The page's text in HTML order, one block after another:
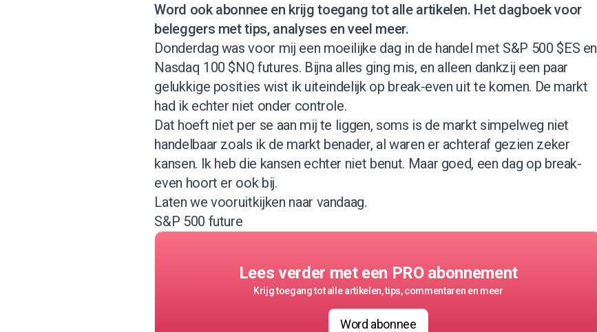
Word ook abonneeen krijg toegang tot alle artikelen. Het dagboek voor
beleggers met tips, analyses en veel meer.
Donderdag was voor mij een moeilijke dag in de handel met S&P 500 $ES en
Nasdaq 100 $NQ futures. Bijna alles ging mis, en alleen dankzij een paar
gelukkige posities wist ik uiteindelijk op break-even uit te komen. De markt
had ik echter niet onder controle.
Dat hoeft niet per se aan mij te liggen, soms is de markt simpelweg niet
handelbaar zoals ik de markt benader, al waren er achteraf gezien zeker
kansen. Ik heb die kansen echter niet benut. Maar goed, een dag op break-
even hoort er ook bij.
Laten we vooruitkijken naar vandaag.
S&P 500 future
Lees verder met een PRO abonnement
Krijg toegang tot alle artikelen, tips, commentaren en meer
Word abonnee